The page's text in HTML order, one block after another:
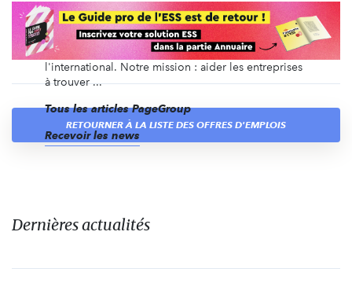
spécialisé depuis plus de 40 ans dans le
recrutement en CDI, en intérim, en management de
transition, ainsi que du recrutement de dirigeants et
des recrutements volumiques, en France et à
l'international. Notre mission : aider les entreprises
à trouver ...
Tous les articles PageGroup
Recevoir les news
RETOURNER À LA LISTE DES OFFRES D'EMPLOIS
Dernières actualités